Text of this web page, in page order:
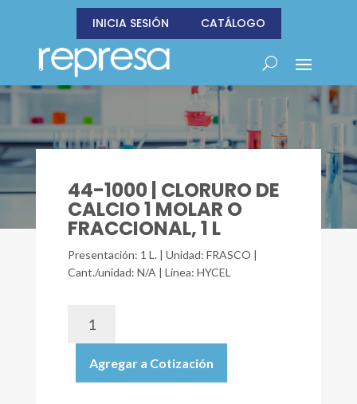
INICIA SESIÓN CATÁLOGO
44-1000 | CLORURO DE
CALCIO 1 MOLAR O
FRACCIONAL, 1 L
Presentación: 1 L. | Unidad: FRASCO |
Cant./unidad: N/A | Línea: HYCEL
1000
CLORURO
DE
Agregar a Cotización